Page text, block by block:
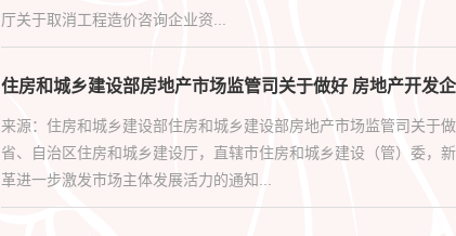
厅关于取消工程造价咨询企业资...
住房和城乡建设部房地产市场监管司关于做好 房地产开发
来源：住房和城乡建设部住房和城乡建设部房地产市场监管司关于
省、自治区住房和城乡建设厅，直辖市住房和城乡建设（管）委，
革进一步激发市场主体发展活力的通知...